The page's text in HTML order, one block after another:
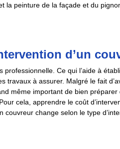
la peinture de la façade et du
d’un
Ce qui l’aide à
travaux à assurer. Malgré le fait
même important de bien préparer
cela, apprendre le coût
couvreur change selon le type